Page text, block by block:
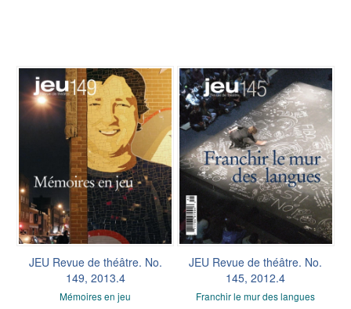
JEU Revue de théâtre. No.
149, 2013.4
Mémoires en jeu
JEU Revue de théâtre. No.
145, 2012.4
Franchir le mur des langues